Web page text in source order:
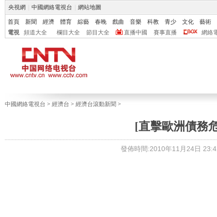
央視網 中國網絡電視台 網站地圖
首頁 新聞 經濟 體育 綜藝 春晚 戲曲 音樂 科教 青少 文化
藝術
電視
頻道大全 欄目大全 節目大全 直播中國 賽事直播 網絡
中國網絡電視台 > 經濟台 > 經濟台滾動新聞 >
[直擊歐洲債務
發佈時間:2010年11月24日